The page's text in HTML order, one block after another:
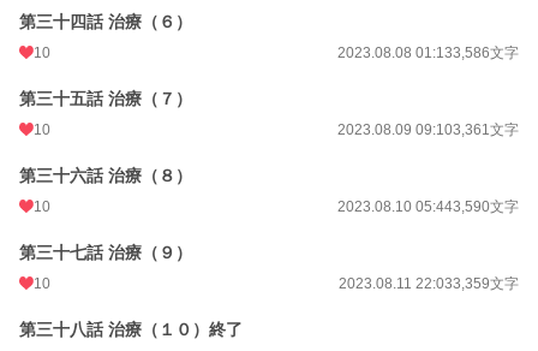
第三十四話 治療（６）
10 2023.08.08 01:133,586文字
第三十五話 治療（７）
10 2023.08.09 09:103,361文字
第三十六話 治療（８）
10 2023.08.10 05:443,590文字
第三十七話 治療（９）
10 2023.08.11 22:033,359文字
第三十八話 治療（１０）終了